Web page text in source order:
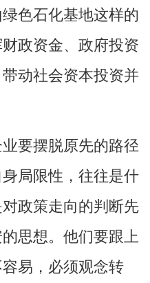
色石化基地这样的
政资金、政府投资
动社会资本投资并
要摆脱原先的路径
局限性，往往是什
政策走向的判断先
思想。他们要跟上
易，必须观念转